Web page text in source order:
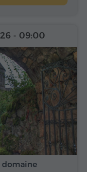
domaine
- 09:00